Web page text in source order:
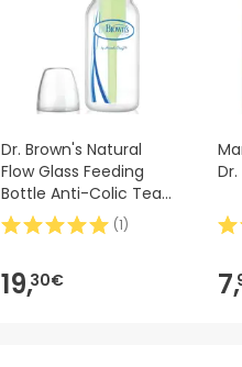
Dr. Brown's Natural
Flow Glass Feeding
Bottle Anti-Colic Teat
270ml
(1)
19,30€ 7,